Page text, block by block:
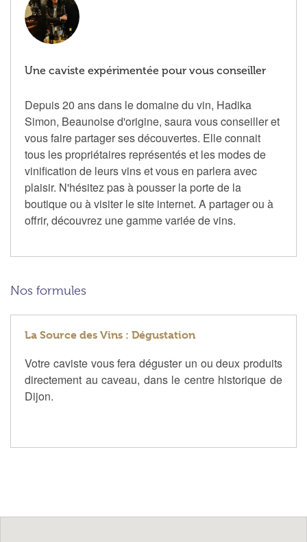
Une caviste expérimentée pour vous conseiller
Depuis 20 ans dans le domaine du vin, Hadika
Simon, Beaunoise d'origine, saura vous conseiller et
vous faire partager ses découvertes. Elle connait
tous les propriétaires représentés et les modes de
vinification de leurs vins et vous en parlera avec
plaisir. N'hésitez pas à pousser la porte de la
boutique ou à visiter le site internet. A partager ou à
offrir, découvrez une gamme variée de vins.
Nos formules
La Source des Vins : Dégustation
Votre caviste vous fera déguster un ou deux produits
directement au caveau, dans le centre historique de
Dijon.